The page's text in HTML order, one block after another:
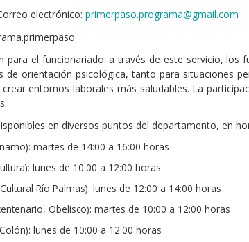
electrónico: primerpaso.programa@gmail.com
para el funcionariado: a través de este servicio, los
de orientación psicológica, tanto para situaciones
entornos laborales más saludables. La
en diversos puntos del departamento, en
martes de 14:00 a 16:00 horas
lunes de 10:00 a 12:00 horas
Río Palmas): lunes de 12:00 a 14:00 horas
Obelisco): martes de 10:00 a 12:00 horas
lunes de 10:00 a 12:00 horas